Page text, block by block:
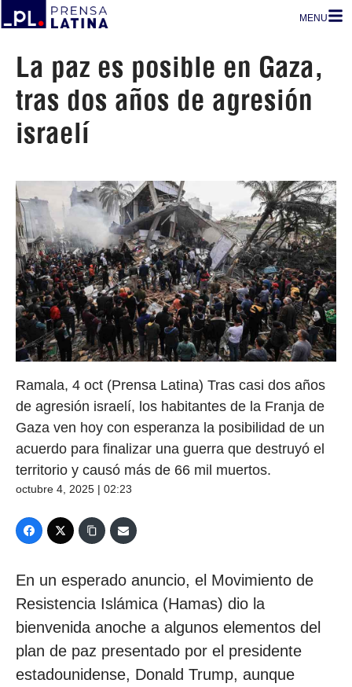
MENU
La paz es posible en Gaza,
tras dos años de agresión
israelí
Ramala, 4 oct (Prensa Latina) Tras casi dos años
de agresión israelí, los habitantes de la Franja de
Gaza ven hoy con esperanza la posibilidad de un
acuerdo para finalizar una guerra que destruyó el
territorio y causó más de 66 mil muertos.
octubre 4, 2025 | 02:23
En un esperado anuncio, el Movimiento de
Resistencia Islámica (Hamas) dio la
bienvenida anoche a algunos elementos del
plan de paz presentado por el presidente
estadounidense, Donald Trump, aunque